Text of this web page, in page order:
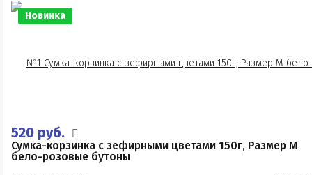
Новинка
520 руб.
Сумка-корзинка с зефирными цветами 150г, Размер М
бело-розовые бутоны